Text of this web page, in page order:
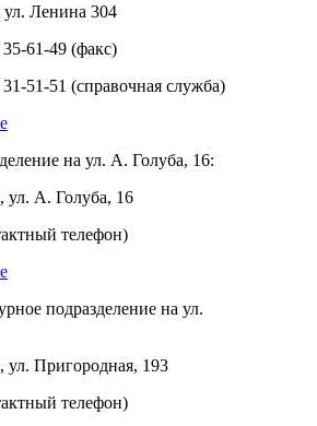
ул. Ленина 304
61-49 (факс)
51-51 (справочная служба)
на ул. А. Голуба, 16:
ул. А. Голуба, 16
телефон)
подразделение на ул.
ул. Пригородная, 193
телефон)